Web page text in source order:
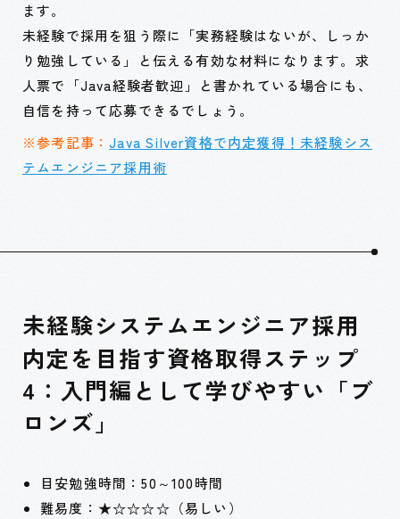
ます。
未経験で採用を狙う際に「実務経験はないが、しっか
り勉強している」と伝える有効な材料になります。求
人票で「Java経験者歓迎」と書かれている場合にも、
自信を持って応募できるでしょう。
※参考記事：Java Silver資格で内定獲得！未経験シス
テムエンジニア採用術
未経験システムエンジニア採用
内定を目指す資格取得ステップ
4：入門編として学びやすい「ブ
ロンズ」
目安勉強時間：50～100時間
難易度：★☆☆☆☆（易しい）